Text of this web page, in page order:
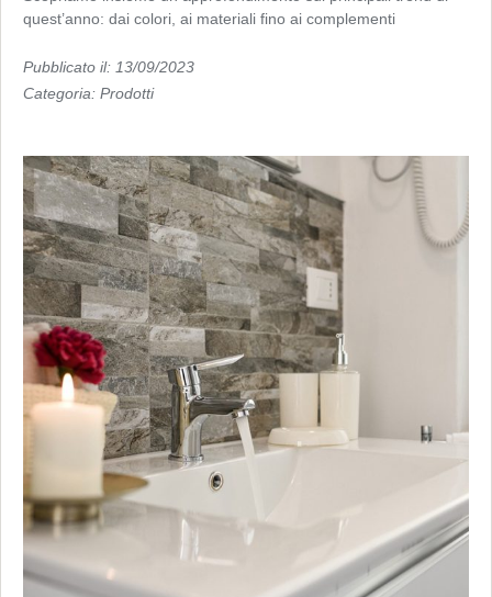
quest’anno: dai colori, ai materiali fino ai complementi
Pubblicato il: 13/09/2023
Categoria: Prodotti